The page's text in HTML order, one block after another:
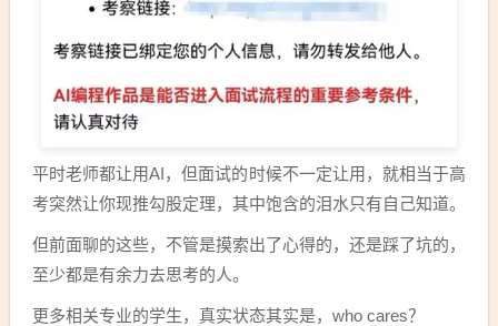
平时老师都让用AI，但面试的时候不一定让用，就相当于高
考突然让你现推勾股定理，其中饱含的泪水只有自己知道。
但前面聊的这些，不管是摸索出了心得的，还是踩了坑的，
至少都是有余力去思考的人。
更多相关专业的学生，真实状态其实是，who cares？